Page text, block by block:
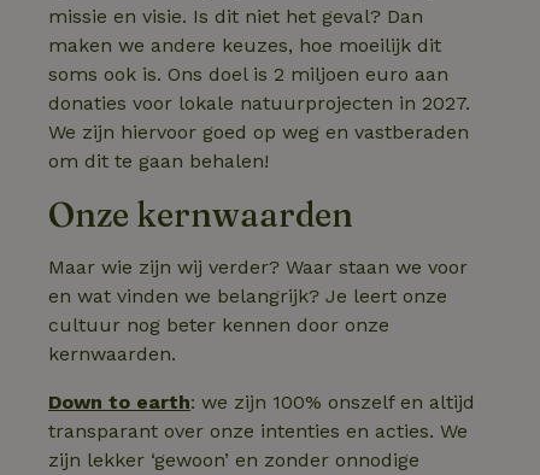
missie en visie. Is dit niet het geval? Dan
maken we andere keuzes, hoe moeilijk dit
soms ook is. Ons doel is 2 miljoen euro aan
donaties voor lokale natuurprojecten in 2027.
We zijn hiervoor goed op weg en vastberaden
om dit te gaan behalen!
Onze kernwaarden
Maar wie zijn wij verder? Waar staan we voor
en wat vinden we belangrijk? Je leert onze
cultuur nog beter kennen door onze
kernwaarden.
Down to earth: we zijn 100% onszelf en altijd
transparant over onze intenties en acties. We
zijn lekker ‘gewoon’ en zonder onnodige